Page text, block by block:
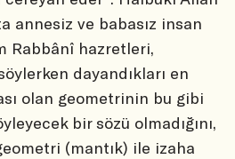
annesiz ve babasız insan
Rabbânî hazretleri,
dayandıkları en
olan geometrinin bu gibi
bir sözü olmadığını,
(mantık) ile izaha